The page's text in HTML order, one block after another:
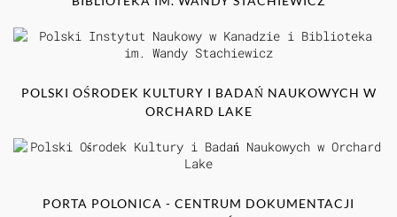
POLSKI OŚRODEK KULTURY I BADAŃ NAUKOWYCH W
ORCHARD LAKE
PORTA POLONICA - CENTRUM DOKUMENTACJI